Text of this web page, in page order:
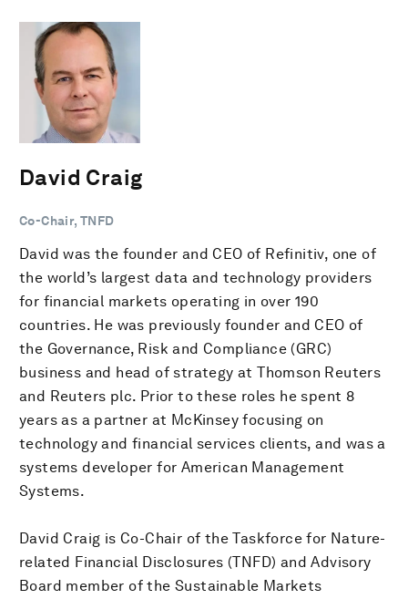
David Craig
Co-Chair, TNFD
David was the founder and CEO of Refinitiv, one of
the world’s largest data and technology providers
for financial markets operating in over 190
countries. He was previously founder and CEO of
the Governance, Risk and Compliance (GRC)
business and head of strategy at Thomson Reuters
and Reuters plc. Prior to these roles he spent 8
years as a partner at McKinsey focusing on
technology and financial services clients, and was a
systems developer for American Management
Systems.
David Craig is Co-Chair of the Taskforce for Nature-
related Financial Disclosures (TNFD) and Advisory
Board member of the Sustainable Markets